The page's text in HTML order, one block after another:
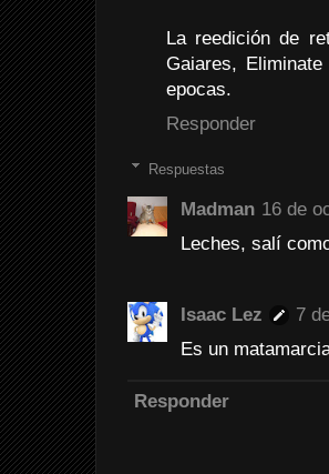
La reedición de
Gaiares,
epocas.
Responder
Respuestas
Madman 16 de
Leches, salí
Isaac Lez
7
Es un
Responder